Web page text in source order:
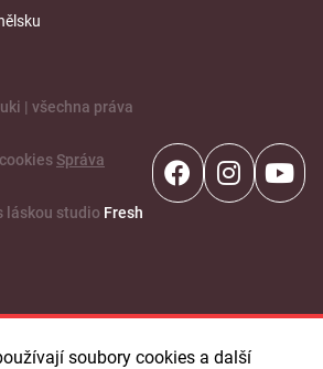
| všechna práva
Správa
láskou studio Fresh
soubory cookies a další